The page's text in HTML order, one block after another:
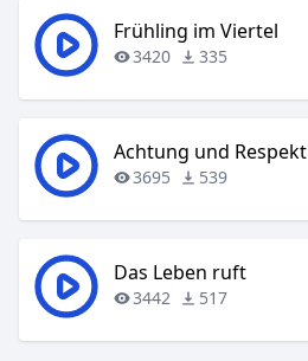
Frühling im Viertel
3420 335
Achtung und Respekt
3695 539
Das Leben ruft
3442 517